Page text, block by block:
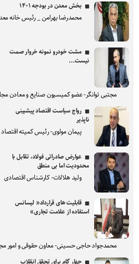
بخش معدن در بودجه ۱۴۰۱
محمدرضا بهرامن _ رئیس خانه
مشت خودرو نمونه خروار صمت
نیست...
مجتبی توانگر- عضو کمیسیون صنایع و معادن
رواج سیاست اقتصاد پیشبینی
ناپذیر
پیمان مولوی- رئیس کمیته اقتصاد
عوارض صادراتی فولاد، تقابل با
محدودیت اما بی منطق
ولید هلالات- کارشناس اقتصادی
قابلیت های قرارداد« لیسانس
استفاده از علامت تجاری»
محمدجواد حاجی حسینی- معاون حقوقی و
چهار گام برای تحقق انقلاب